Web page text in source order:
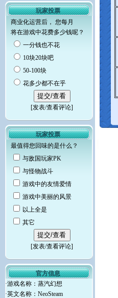
玩家投票
商业化运营后， 您每月
将在游戏中花费多少钱呢？
一分钱也不花
10块20块吧
50-100块
花多少都不在乎
[发表/查看评论]
玩家投票
最值得您回味的是什么？
与敌国玩家PK
与怪物战斗
游戏中的友情爱情
游戏中美丽的风景
以上全是
其它
[发表/查看评论]
官方信息
·游戏名称：蒸汽幻想
·英文名称：NeoSteam